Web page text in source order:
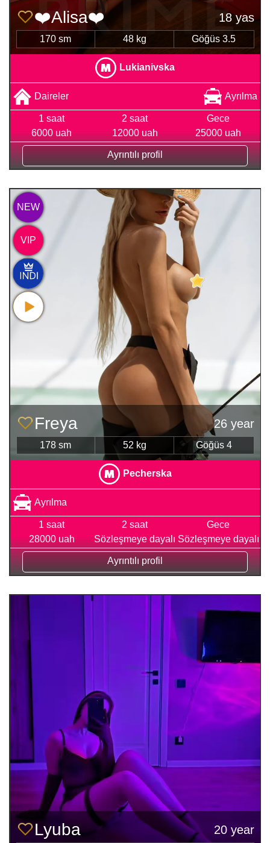
❤️Alisa❤️ 18 yas
170 sm 48 kg Göğüs 3.5
Lukianivska
Daireler Ayrılma
1 saat
6000 uah
2 saat
12000 uah
Gece
25000 uah
Ayrıntılı profil
Freya 26 year
178 sm 52 kg Göğüs 4
Pecherska
Ayrılma
1 saat
28000 uah
2 saat
Sözleşmeye dayalı
Gece
Sözleşmeye dayalı
Ayrıntılı profil
NEW
VIP
Lyuba 20 year